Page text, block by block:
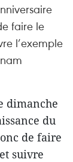
faire le
l’exemple
dimanche
du
de faire
suivre